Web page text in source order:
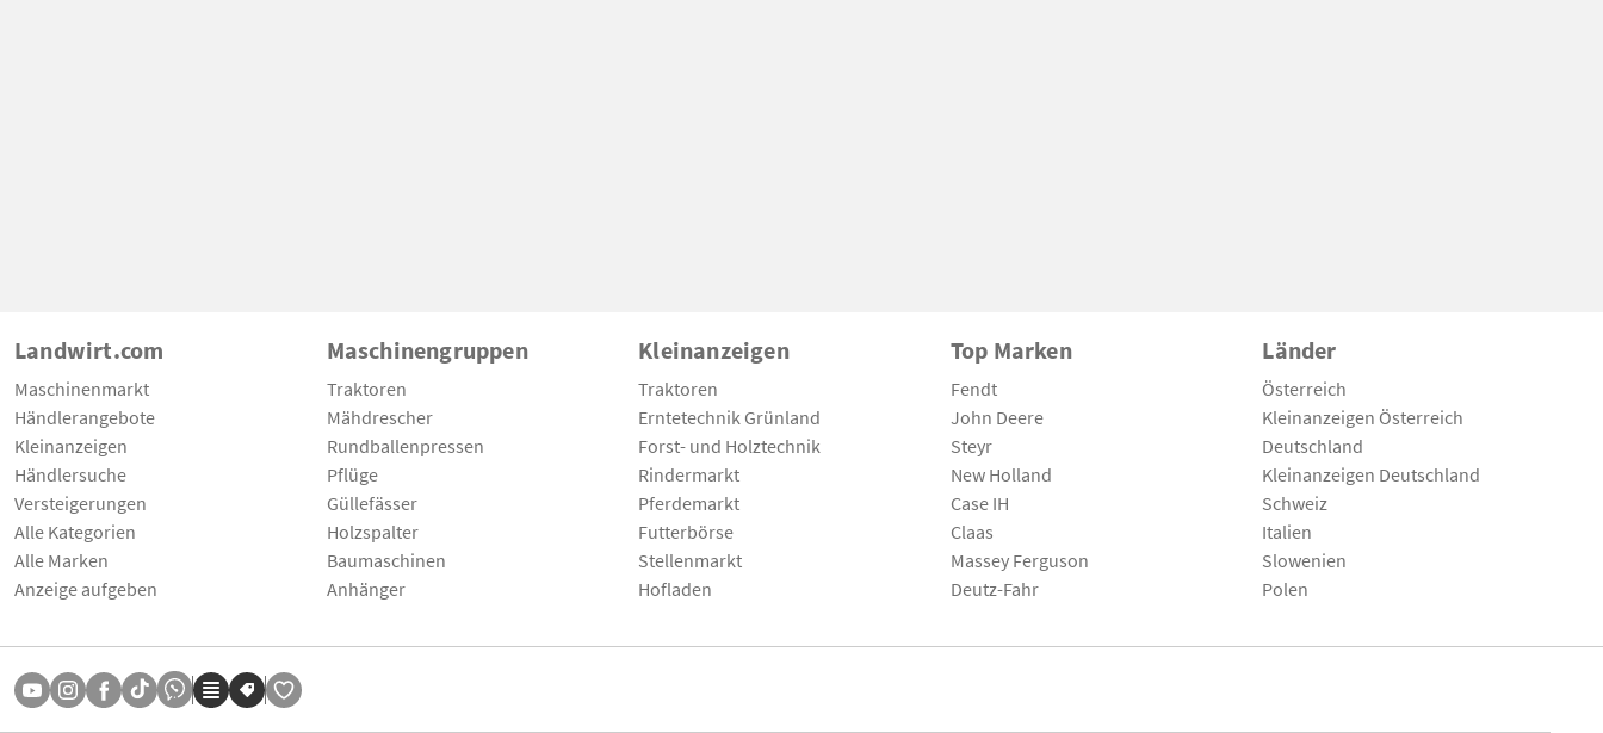
Landwirt.com
Maschinenmarkt
Händlerangebote
Kleinanzeigen
Händlersuche
Versteigerungen
Alle Kategorien
Alle Marken
Anzeige aufgeben
Maschinengruppen
Traktoren
Mähdrescher
Rundballenpressen
Pflüge
Güllefässer
Holzspalter
Baumaschinen
Anhänger
Kleinanzeigen
Traktoren
Erntetechnik Grünland
Forst- und Holztechnik
Rindermarkt
Pferdemarkt
Futterbörse
Stellenmarkt
Hofladen
Top Marken
Fendt
John Deere
Steyr
New Holland
Case IH
Claas
Massey Ferguson
Deutz-Fahr
Länder
Österreich
Kleinanzeigen Österreich
Deutschland
Kleinanzeigen Deutschland
Schweiz
Italien
Slowenien
Polen